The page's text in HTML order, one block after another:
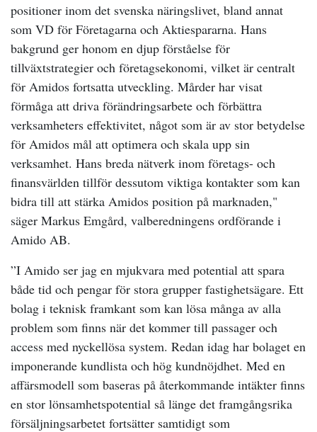
positioner inom det svenska näringslivet, bland annat
som VD för Företagarna och Aktiespararna. Hans
bakgrund ger honom en djup förståelse för
tillväxtstrategier och företagsekonomi, vilket är centralt
för Amidos fortsatta utveckling. Mårder har visat
förmåga att driva förändringsarbete och förbättra
verksamheters effektivitet, något som är av stor betydelse
för Amidos mål att optimera och skala upp sin
verksamhet. Hans breda nätverk inom företags- och
finansvärlden tillför dessutom viktiga kontakter som kan
bidra till att stärka Amidos position på marknaden,"
säger Markus Emgård, valberedningens ordförande i
Amido AB.
”I Amido ser jag en mjukvara med potential att spara
både tid och pengar för stora grupper fastighetsägare. Ett
bolag i teknisk framkant som kan lösa många av alla
problem som finns när det kommer till passager och
access med nyckellösa system. Redan idag har bolaget en
imponerande kundlista och hög kundnöjdhet. Med en
affärsmodell som baseras på återkommande intäkter finns
en stor lönsamhetspotential så länge det framgångsrika
försäljningsarbetet fortsätter samtidigt som